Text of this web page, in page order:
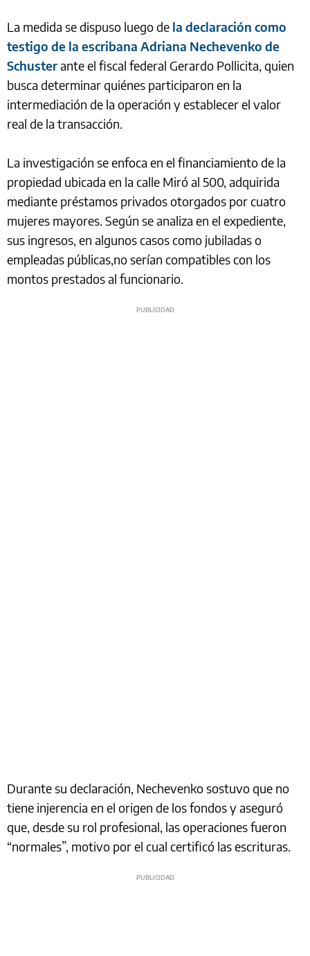
La medida se dispuso luego de la declaración como
testigo de la escribana Adriana Nechevenko de
Schusterante el fiscal federal Gerardo Pollicita, quien
busca determinar quiénes participaron en la
intermediación de la operación y establecer el valor
real de la transacción.
La investigación se enfoca en el financiamiento de la
propiedad ubicada en la calle Miró al 500, adquirida
mediante préstamos privados otorgados por cuatro
mujeres mayores. Según se analiza en el expediente,
sus ingresos, en algunos casos como jubiladas o
empleadas públicas,no serían compatibles con los
montos prestados al funcionario.
Durante su declaración, Nechevenko sostuvo que no
tiene injerencia en el origen de los fondos y aseguró
que, desde su rol profesional, las operaciones fueron
“normales”, motivo por el cual certificó las escrituras.